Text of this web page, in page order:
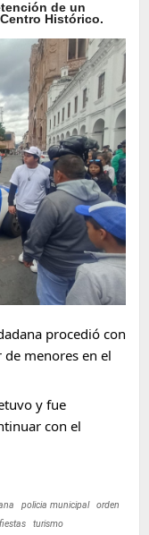
de un
Histórico.
procedió con
menores en el
y fue
con el
policia municipal
orden
fiestas
turismo